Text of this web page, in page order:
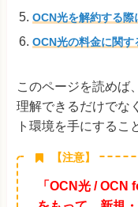
OCN光を解約する
OCN光の料金に関す
このページを読めば
理解できるだけでな
ト環境を手にするこ
【注意】
「OCN光 / OCN